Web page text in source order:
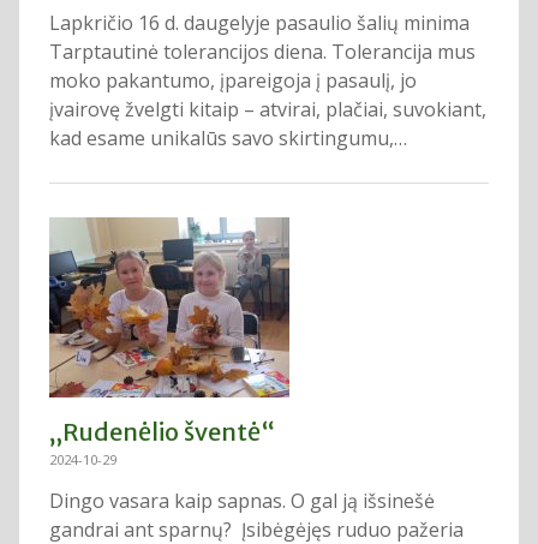
Lapkričio 16 d. daugelyje pasaulio šalių minima
Tarptautinė tolerancijos diena. Tolerancija mus
moko pakantumo, įpareigoja į pasaulį, jo
įvairovę žvelgti kitaip – atvirai, plačiai, suvokiant,
kad esame unikalūs savo skirtingumu,…
„Rudenėlio šventė“
2024-10-29
Dingo vasara kaip sapnas. O gal ją išsinešė
gandrai ant sparnų? Įsibėgėjęs ruduo pažeria